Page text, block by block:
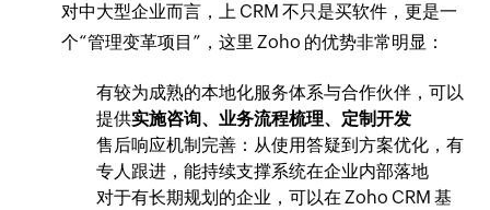
对中大型企业而言，上 CRM 不只是买软件，更是一
个“管理变革项目”，这里 Zoho 的优势非常明显：
有较为成熟的本地化服务体系与合作伙伴，可以
提供实施咨询、业务流程梳理、定制开发
售后响应机制完善：从使用答疑到方案优化，有
专人跟进，能持续支撑系统在企业内部落地
对于有长期规划的企业，可以在 Zoho CRM 基